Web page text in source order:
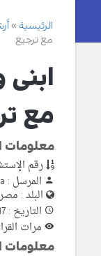
الرئيسية
مع ترجيع
مع
معلومات
رقم
المرسل : Salma
البلد :
التاريخ : 17-10-2019
مرات
معلومات